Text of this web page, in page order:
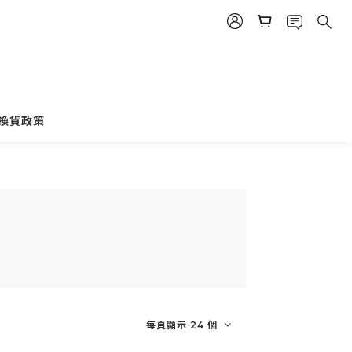
貨政策
每頁顯示 24 個